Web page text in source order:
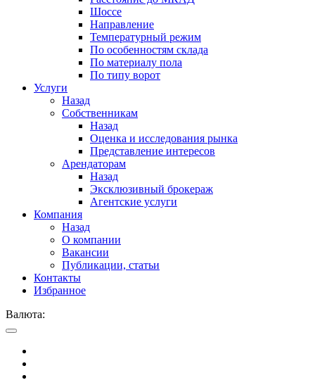
Шоссе
Направление
Температурный режим
По особенностям склада
По материалу пола
По типу ворот
Услуги
Назад
Собственникам
Назад
Оценка и исследования рынка
Представление интересов
Арендаторам
Назад
Эксклюзивный брокераж
Агентские услуги
Компания
Назад
О компании
Вакансии
Публикации, статьи
Контакты
Избранное
Валюта: